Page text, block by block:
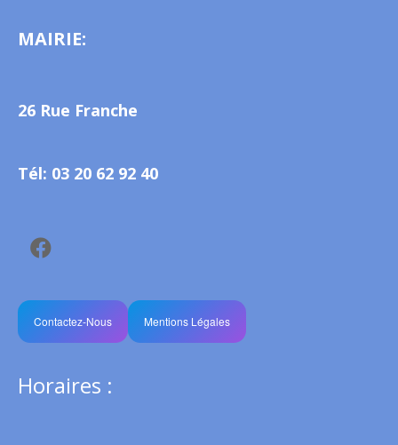
MAIRIE:
26 Rue Franche
Tél: 03 20 62 92 40
Contactez-Nous Mentions Légales
Horaires :